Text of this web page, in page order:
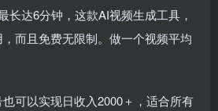
长达6分钟，这款AI视频生成工具，
而且免费无限制。做一个视频平均
可以实现日收入2000＋，适合所有